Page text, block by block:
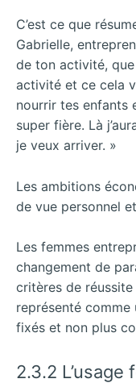
C’est ce que
Gabrielle,
de ton activité,
activité et ce cela
nourrir tes enfants
super fière. Là
je veux arriver. »
Les ambitions
de vue personnel
Les femmes
changement de
critères de réussite
représenté comme
fixés et non plus
2.3.2